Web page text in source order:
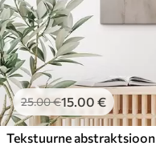
25.00€15.00 €
Tekstuurne abstraktsioon